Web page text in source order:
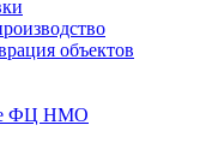
объектов
ФЦ НМО